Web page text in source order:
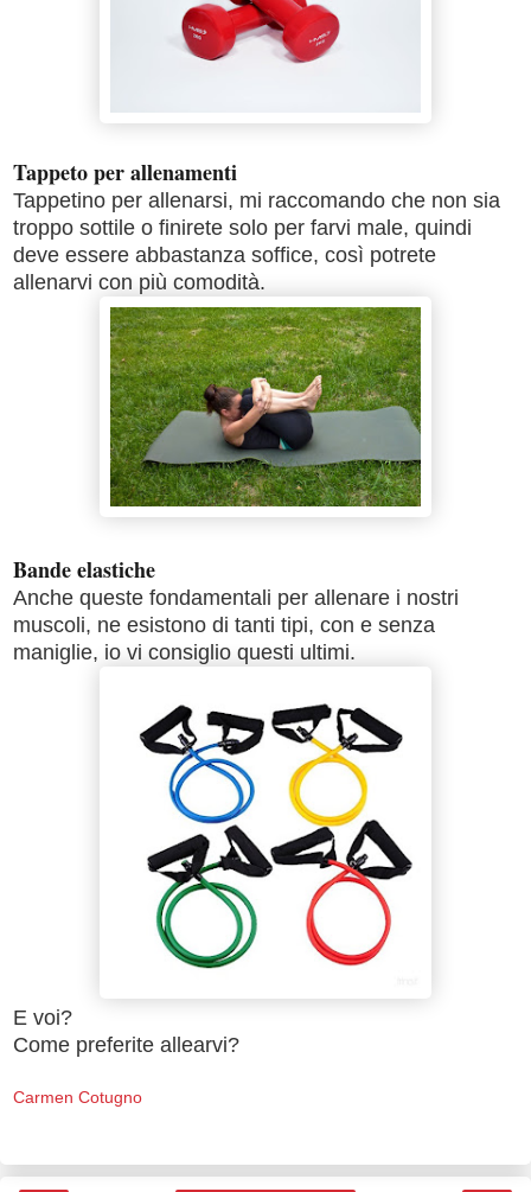
Tappeto per allenamenti
Tappetino per allenarsi, mi raccomando che non sia
troppo sottile o finirete solo per farvi male, quindi
deve essere abbastanza soffice, così potrete
allenarvi con più comodità.
Bande elastiche
Anche queste fondamentali per allenare i nostri
muscoli, ne esistono di tanti tipi, con e senza
maniglie, io vi consiglio questi ultimi.
E voi?
Come preferite allearvi?
Carmen Cotugno